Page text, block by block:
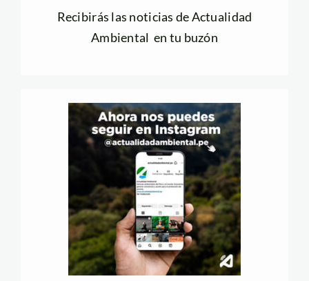
Recibirás las noticias de Actualidad
Ambiental en tu buzón